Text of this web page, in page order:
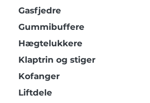
Gasfjedre
Gummibuffere
Hægtelukkere
Klaptrin og stiger
Kofanger
Liftdele